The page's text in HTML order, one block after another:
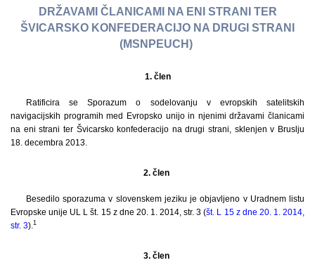
DRŽAVAMI ČLANICAMI NA ENI STRANI TER
ŠVICARSKO KONFEDERACIJO NA DRUGI STRANI
(MSNPEUCH)
1. člen
Ratificira se Sporazum o sodelovanju v evropskih satelitskih
navigacijskih programih med Evropsko unijo in njenimi državami članicami
na eni strani ter Švicarsko konfederacijo na drugi strani, sklenjen v Bruslju
18. decembra 2013.
2. člen
Besedilo sporazuma v slovenskem jeziku je objavljeno v Uradnem listu
Evropske unije UL L št. 15 z dne 20. 1. 2014, str. 3 (št. L 15 z dne 20. 1. 2014,
str. 3). 1
3. člen